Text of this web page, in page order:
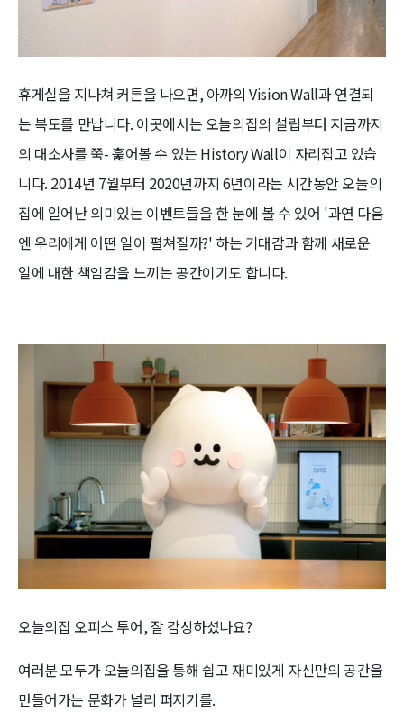
휴게실을 지나쳐 커튼을 나오면, 아까의 Vision Wall과 연결되
는 복도를 만납니다. 이곳에서는 오늘의집의 설립부터 지금까지
의 대소사를 쭉- 훑어볼 수 있는 History Wall이 자리잡고 있습
니다. 2014년 7월부터 2020년까지 6년이라는 시간동안 오늘의
집에 일어난 의미있는 이벤트들을 한 눈에 볼 수 있어 '과연 다음
엔 우리에게 어떤 일이 펼쳐질까?' 하는 기대감과 함께 새로운
일에 대한 책임감을 느끼는 공간이기도 합니다.
오늘의집 오피스 투어, 잘 감상하셨나요?
여러분 모두가 오늘의집을 통해 쉽고 재미있게 자신만의 공간을
만들어가는 문화가 널리 퍼지기를.